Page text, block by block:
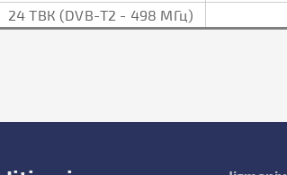
24 ТВК (DVB-Т2 - 498 МГц)